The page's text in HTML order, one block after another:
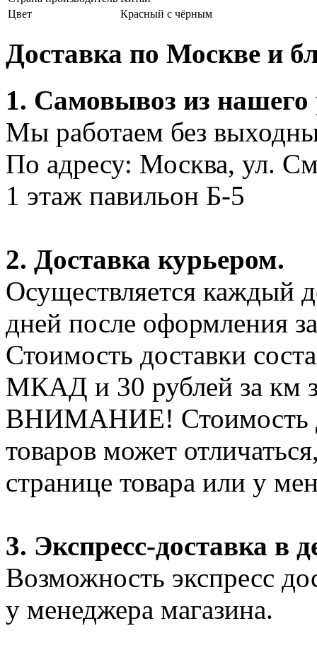
Цвет
Красный с чёрным
Доставка по Москве и
1. Самовывоз из нашего
Мы работаем без
По адресу: Москва, ул.
1 этаж павильон Б-5
2. Доставка курьером.
Осуществляется каждый
дней после оформления
Стоимость доставки
МКАД и 30 рублей за км
ВНИМАНИЕ! Стоимость
товаров может
странице товара или у
3. Экспресс-доставка в
Возможность экспресс
у менеджера магазина.